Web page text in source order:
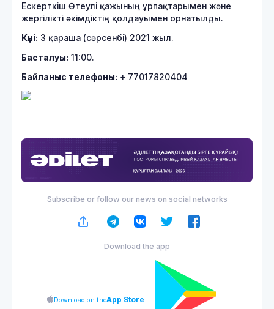
Ескерткіш Өтеулі қажының ұрпақтарымен және
жергілікті әкімдіктің қолдауымен орнатылды.
Күні: 3 қараша (сәрсенбі) 2021 жыл.
Басталуы: 11:00.
Байланыс телефоны: + 77017820404
Subscribe or follow our news on social networks
Download the app
Download on theApp Store